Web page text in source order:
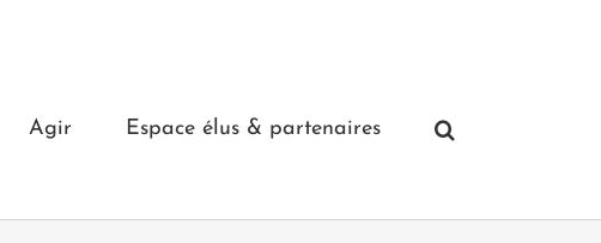
Agir Espace élus & partenaires